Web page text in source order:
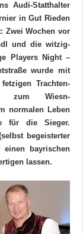
Audi-Statthalter
in Gut Rieden
Zwei Wochen vor
und die witzig-
Players Night –
wurde mit
Trachten-
zum Wiesn-
normalen Leben
für die Sieger.
begeisterter
bayrischen
lassen.